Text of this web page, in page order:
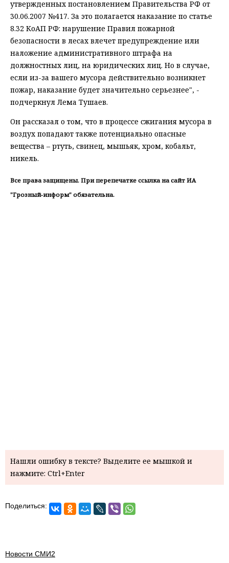
утвержденных постановлением Правительства РФ от
30.06.2007 №417. За это полагается наказание по статье
8.32 КоАП РФ: нарушение Правил пожарной
безопасности в лесах влечет предупреждение или
наложение административного штрафа на
должностных лиц, на юридических лиц. Но в случае,
если из-за вашего мусора действительно возникнет
пожар, наказание будет значительно серьезнее", -
подчеркнул Лема Тушаев.
Он рассказал о том, что в процессе сжигания мусора в
воздух попадают также потенциально опасные
вещества – ртуть, свинец, мышьяк, хром, кобальт,
никель.
Все права защищены. При перепечатке ссылка на сайт ИА
"Грозный-информ" обязательна.
Нашли ошибку в тексте? Выделите ее мышкой и
нажмите: Ctrl+Enter
Поделиться:
Новости СМИ2